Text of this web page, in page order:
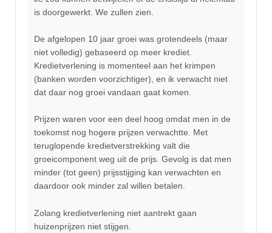
is doorgewerkt. We zullen zien.
De afgelopen 10 jaar groei was grotendeels (maar
niet volledig) gebaseerd op meer krediet.
Kredietverlening is momenteel aan het krimpen
(banken worden voorzichtiger), en ik verwacht niet
dat daar nog groei vandaan gaat komen.
Prijzen waren voor een deel hoog omdat men in de
toekomst nog hogere prijzen verwachtte. Met
teruglopende kredietverstrekking valt die
groeicomponent weg uit de prijs. Gevolg is dat men
minder (tot geen) prijsstijging kan verwachten en
daardoor ook minder zal willen betalen.
Zolang kredietverlening niet aantrekt gaan
huizenprijzen niet stijgen.